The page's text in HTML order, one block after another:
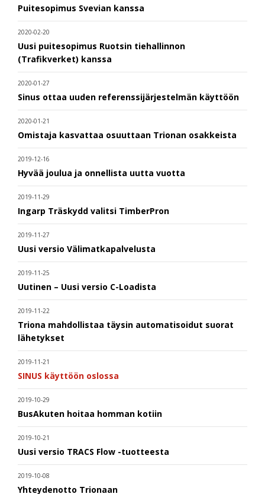
Puitesopimus Svevian kanssa
2020-02-20
Uusi puitesopimus Ruotsin tiehallinnon
(Trafikverket) kanssa
2020-01-27
Sinus ottaa uuden referenssijärjestelmän käyttöön
2020-01-21
Omistaja kasvattaa osuuttaan Trionan osakkeista
2019-12-16
Hyvää joulua ja onnellista uutta vuotta
2019-11-29
Ingarp Träskydd valitsi TimberPron
2019-11-27
Uusi versio Välimatkapalvelusta
2019-11-25
Uutinen – Uusi versio C-Loadista
2019-11-22
Triona mahdollistaa täysin automatisoidut suorat
lähetykset
2019-11-21
SINUS käyttöön oslossa
2019-10-29
BusAkuten hoitaa homman kotiin
2019-10-21
Uusi versio TRACS Flow -tuotteesta
2019-10-08
Yhteydenotto Trionaan